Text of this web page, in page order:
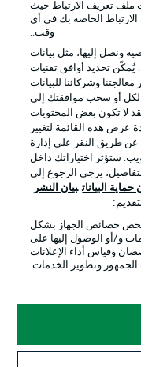
ملف تعريف الارتباط حيث
الخاصة بك في أي
وقت..
ونصل إليها، مثل بيانات
يُمكّن تحديد أوافق تقنيات
وشركائنا للبيانات
أو سحب موافقتك إلى
لا تكون بعض المحتويات
عرض هذه القائمة لتغيير
طريق النقر على إدارة
ستؤثر اختياراتك داخل
يرجى الرجوع إلى
حماية البيانات بيان النشر
فحص خصائص الجهاز بشكل
و/أو الوصول إليها على
وقياس أداء الإعلانات
الجمهور وتطوير الخدمات.